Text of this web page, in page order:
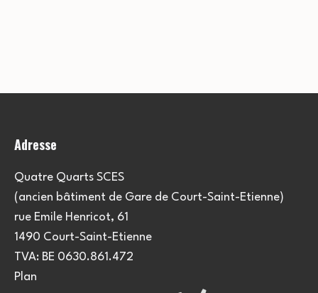
Adresse
Quatre Quarts SCES
(ancien bâtiment de Gare de Court-Saint-Etienne)
rue Emile Henricot, 61
1490 Court-Saint-Etienne
TVA: BE 0630.861.472
Plan